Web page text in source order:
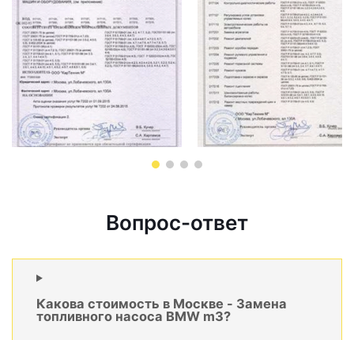
Вопрос-ответ
Какова стоимость в Москве - Замена
топливного насоса BMW m3?